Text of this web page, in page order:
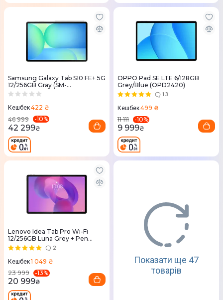
Samsung Galaxy Tab S10 FE+ 5G
12/256GB Gray (SM-
X626BZAPEUC)
Кешбек422 ₴
46 999
-10%
42 299₴
OPPO Pad SE LTE 6/128GB
Grey/Blue (OPD2420)
13
Кешбек499 ₴
11 111
-10%
9 999₴
Lenovo Idea Tab Pro Wi-Fi
12/256GB Luna Grey + Pen
(ZAE50100UA) 2
Кешбек1 049 ₴
23 999
-13%
20 999₴
Показати ще 47
товарів